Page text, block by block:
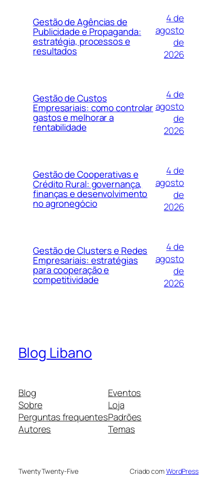
Gestão de Agências de
Publicidade e Propaganda:
estratégia, processos e
resultados
4 de
agosto
de
2026
Gestão de Custos
Empresariais: como controlar
gastos e melhorar a
rentabilidade
4 de
agosto
de
2026
Gestão de Cooperativas e
Crédito Rural: governança,
finanças e desenvolvimento
no agronegócio
4 de
agosto
de
2026
Gestão de Clusters e Redes
Empresariais: estratégias
para cooperação e
competitividade
4 de
agosto
de
2026
Blog Libano
Blog
Sobre
Perguntas frequentes
Autores
Eventos
Loja
Padrões
Temas
Twenty Twenty-Five Criado com WordPress